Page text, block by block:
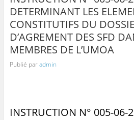
DETERMINANT LES
CONSTITUTIFS DU
D’AGREMENT DES SFD
MEMBRES DE L’UMOA
Publié paradmin
INSTRUCTION N° 005-06-